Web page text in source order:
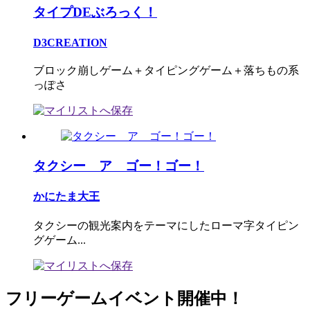
タイプDEぶろっく！
D3CREATION
ブロック崩しゲーム＋タイピングゲーム＋落ちもの系
っぽさ
タクシー ア ゴー！ゴー！
かにたま大王
タクシーの観光案内をテーマにしたローマ字タイピン
グゲーム...
フリーゲームイベント開催中！